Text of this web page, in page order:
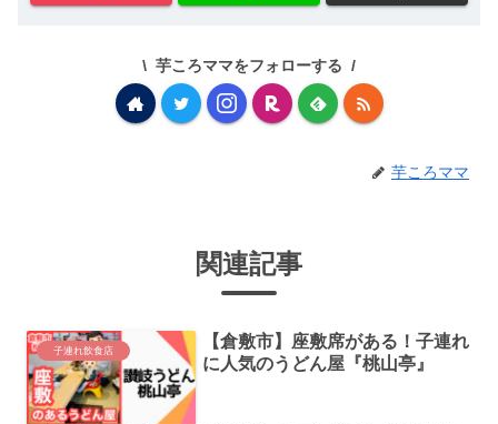
芋ころママをフォローする
芋ころママ
関連記事
子連れ飲食店
【倉敷市】座敷席がある！子連れ
に人気のうどん屋『桃山亭』